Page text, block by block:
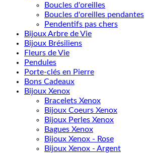
Boucles d'oreilles
Boucles d'oreilles pendantes
Pendentifs pas chers
Bijoux Arbre de Vie
Bijoux Brésiliens
Fleurs de Vie
Pendules
Porte-clés en Pierre
Bons Cadeaux
Bijoux Xenox
Bracelets Xenox
Bijoux Coeurs Xenox
Bijoux Perles Xenox
Bagues Xenox
Bijoux Xenox - Rose
Bijoux Xenox - Argent